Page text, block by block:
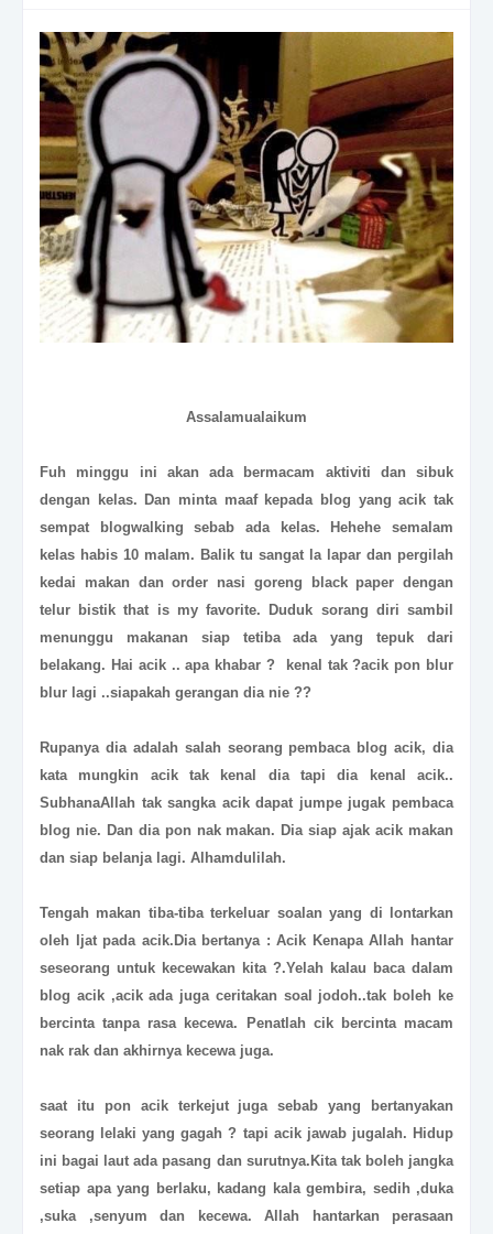
Assalamualaikum
Fuh minggu ini akan ada bermacam aktiviti dan sibuk
dengan kelas. Dan minta maaf kepada blog yang acik tak
sempat blogwalking sebab ada kelas. Hehehe semalam
kelas habis 10 malam. Balik tu sangat la lapar dan pergilah
kedai makan dan order nasi goreng black paper dengan
telur bistik that is my favorite. Duduk sorang diri sambil
menunggu makanan siap tetiba ada yang tepuk dari
belakang. Hai acik .. apa khabar ? kenal tak ?acik pon blur
blur lagi ..siapakah gerangan dia nie ??
Rupanya dia adalah salah seorang pembaca blog acik, dia
kata mungkin acik tak kenal dia tapi dia kenal acik..
SubhanaAllah tak sangka acik dapat jumpe jugak pembaca
blog nie. Dan dia pon nak makan. Dia siap ajak acik makan
dan siap belanja lagi. Alhamdulilah.
Tengah makan tiba-tiba terkeluar soalan yang di lontarkan
oleh Ijat pada acik.Dia bertanya : Acik Kenapa Allah hantar
seseorang untuk kecewakan kita ?.Yelah kalau baca dalam
blog acik ,acik ada juga ceritakan soal jodoh..tak boleh ke
bercinta tanpa rasa kecewa. Penatlah cik bercinta macam
nak rak dan akhirnya kecewa juga.
saat itu pon acik terkejut juga sebab yang bertanyakan
seorang lelaki yang gagah ? tapi acik jawab jugalah. Hidup
ini bagai laut ada pasang dan surutnya.Kita tak boleh jangka
setiap apa yang berlaku, kadang kala gembira, sedih ,duka
,suka ,senyum dan kecewa. Allah hantarkan perasaan